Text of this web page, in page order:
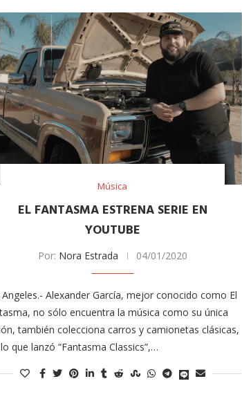
Música
EL FANTASMA ESTRENA SERIE EN
YOUTUBE
Por: Nora Estrada 04/01/2020
Alexander García, mejor conocido como El
no sólo encuentra la música como su única
también colecciona carros y camionetas clásicas,
que lanzó “Fantasma Classics”,…
Tu voz importa ¡Sal a votar!
11/03/2025